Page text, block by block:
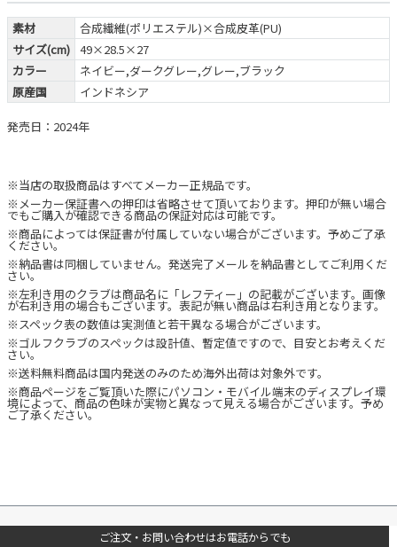
素材
合成繊維(ポリエステル)×合成皮革(PU)
サイズ(cm) 49×28.5×27
カラー
ネイビー,ダークグレー,グレー,ブラック
原産国
インドネシア
発売日：2024年
※当店の取扱商品はすべてメーカー正規品です。
※メーカー保証書への押印は省略させて頂いております。押印が無い場合
でもご購入が確認できる商品の保証対応は可能です。
※商品によっては保証書が付属していない場合がございます。予めご了承
ください。
※納品書は同梱していません。発送完了メールを納品書としてご利用くだ
さい。
※左利き用のクラブは商品名に「レフティー」の記載がございます。画像
が右利き用の場合もございます。表記が無い商品は右利き用となります。
※スペック表の数値は実測値と若干異なる場合がございます。
※ゴルフクラブのスペックは設計値、暫定値ですので、目安とお考えくだ
さい。
※送料無料商品は国内発送のみのため海外出荷は対象外です。
※商品ページをご覧頂いた際にパソコン・モバイル端末のディスプレイ環
境によって、商品の色味が実物と異なって見える場合がございます。予め
ご了承ください。
ご注文・お問い合わせはお電話からでも